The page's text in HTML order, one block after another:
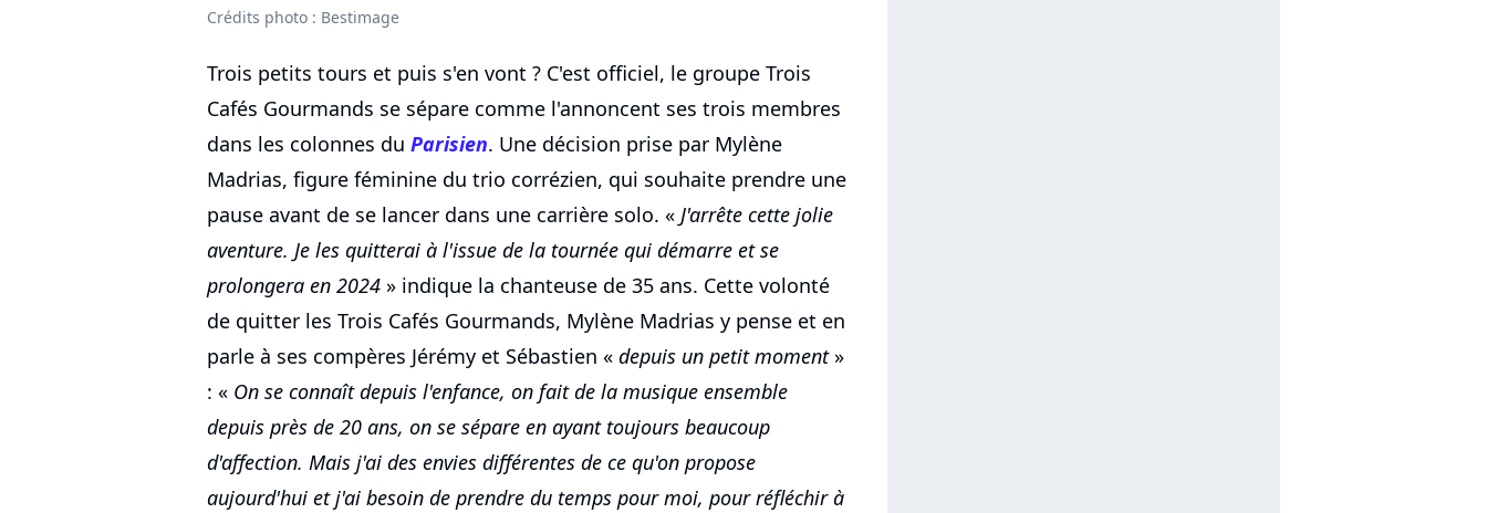
Crédits photo : Bestimage
Trois petits tours et puis s'en vont ? C'est officiel, le groupe Trois
Cafés Gourmands se sépare comme l'annoncent ses trois membres
dans les colonnes du Parisien. Une décision prise par Mylène
Madrias, figure féminine du trio corrézien, qui souhaite prendre une
pause avant de se lancer dans une carrière solo. « J'arrête cette jolie
aventure. Je les quitterai à l'issue de la tournée qui démarre et se
prolongera en 2024 » indique la chanteuse de 35 ans. Cette volonté
de quitter les Trois Cafés Gourmands, Mylène Madrias y pense et en
parle à ses compères Jérémy et Sébastien « depuis un petit moment»
: « On se connaît depuis l'enfance, on fait de la musique ensemble
depuis près de 20 ans, on se sépare en ayant toujours beaucoup
d'affection. Mais j'ai des envies différentes de ce qu'on propose
aujourd'hui et j'ai besoin de prendre du temps pour moi, pour réfléchir à